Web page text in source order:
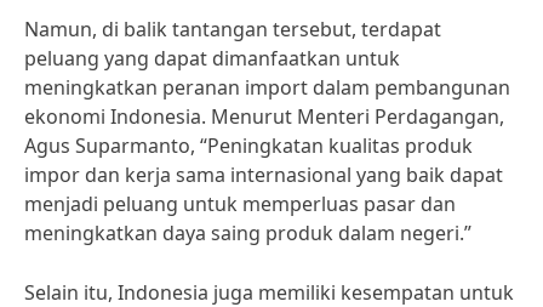
Namun, di balik tantangan tersebut, terdapat
peluang yang dapat dimanfaatkan untuk
meningkatkan peranan import dalam pembangunan
ekonomi Indonesia. Menurut Menteri Perdagangan,
Agus Suparmanto, “Peningkatan kualitas produk
impor dan kerja sama internasional yang baik dapat
menjadi peluang untuk memperluas pasar dan
meningkatkan daya saing produk dalam negeri.”
Selain itu, Indonesia juga memiliki kesempatan untuk